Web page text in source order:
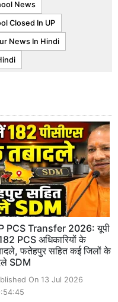
News
Closed In UP
News In Hindi
PCS Transfer 2026: यूपी
PCS अधिकारियों के
फतेहपुर सहित कई जिलों के
SDM
On 13 Jul 2026